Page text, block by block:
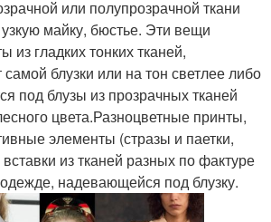
или полупрозрачной ткани
майку, бюстье. Эти вещи
гладких тонких тканей,
блузки или на тон светлее либо
под блузы из прозрачных тканей
цвета.Разноцветные принты,
элементы (стразы и паетки,
из тканей разных по фактуре
надевающейся под блузку.